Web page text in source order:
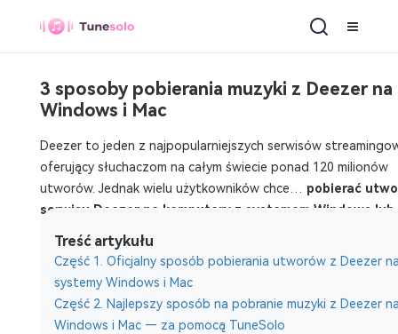
3 sposoby pobierania muzyki z Deezer na
Windows i Mac
Deezer to jeden z najpopularniejszych serwisów
oferujący słuchaczom na całym świecie ponad 120 milionów
utworów. Jednak wielu użytkowników chce… pobierać
serwisu Deezer na komputery z systemem Windows lub
Chociaż Deezer umożliwia pobieranie plików w ramach swojej
Treść artykułu
Część 1. Oficjalny sposób pobierania utworów z Deezer
systemy Windows i Mac
Część 2. Najlepszy sposób na pobranie muzyki z Deezer
Windows i Mac — za pomocą TuneSolo
W tym przewodniku pokażemy Ci trzy sposoby działania